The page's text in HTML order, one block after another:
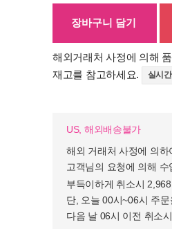
장바구니 담기
해외거래처 사정에 의해
재고를 참고하세요.
실시
US, 해외배송불가
해외 거래처 사정에 의하
고객님의 요청에 의해
부득이하게 취소시
단, 오늘 00시~06시 주
다음 날 06시 이전 취소